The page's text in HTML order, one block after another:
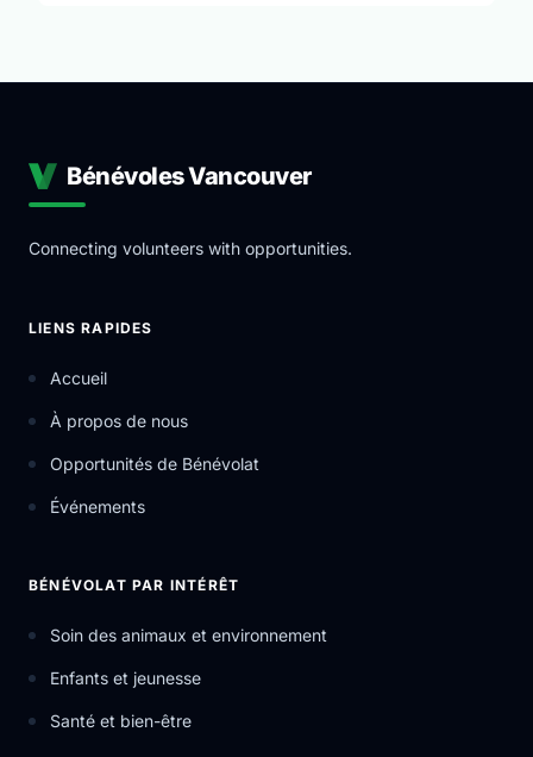
Bénévoles Vancouver
Connecting volunteers with opportunities.
LIENS RAPIDES
Accueil
À propos de nous
Opportunités de Bénévolat
Événements
BÉNÉVOLAT PAR INTÉRÊT
Soin des animaux et environnement
Enfants et jeunesse
Santé et bien-être